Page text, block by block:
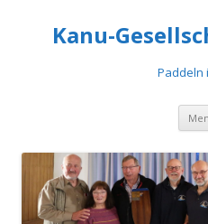
Kanu-
Paddeln